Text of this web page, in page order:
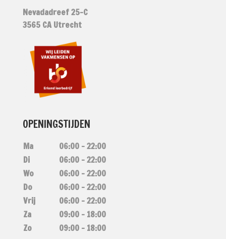
Nevadadreef 25-C
3565 CA Utrecht
OPENINGSTIJDEN
Ma
06:00 – 22:00
Di
06:00 – 22:00
Wo
06:00 – 22:00
Do
06:00 – 22:00
Vrij
06:00 – 22:00
Za
09:00 – 18:00
Zo
09:00 – 18:00